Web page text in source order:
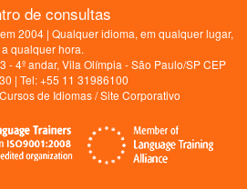
de consultas
2004 | Qualquer idioma, em qualquer lugar,
a qualquer hora.
- 4º andar, Vila Olímpia - São Paulo/SP CEP
| Tel: +55 11 31986100
de Idiomas/Site Corporativo